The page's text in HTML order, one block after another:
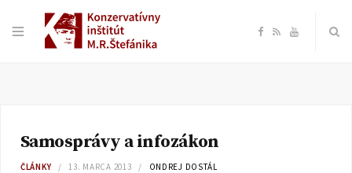
F R Y
Samosprávy a infozákon
ČLÁNKY 13. MARCA 2013 ONDREJ DOSTÁL